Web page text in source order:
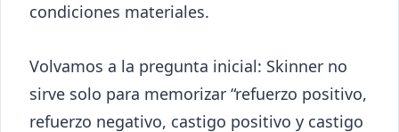
condiciones materiales.
Volvamos a la pregunta inicial: Skinner no
sirve solo para memorizar “refuerzo positivo,
refuerzo negativo, castigo positivo y castigo